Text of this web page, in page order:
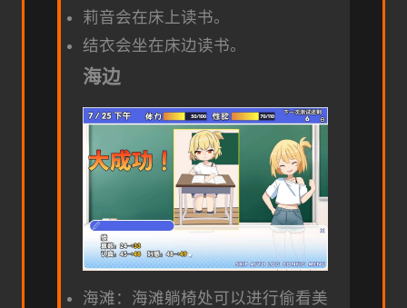
莉音会在床上读书。
结衣会坐在床边读书。
海边
海滩：海滩躺椅处可以进行偷看美